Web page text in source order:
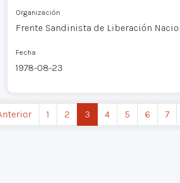
Organización
Frente Sandinista de Liberación
Fecha
1978-08-23
1 2 3 4 5 6 7